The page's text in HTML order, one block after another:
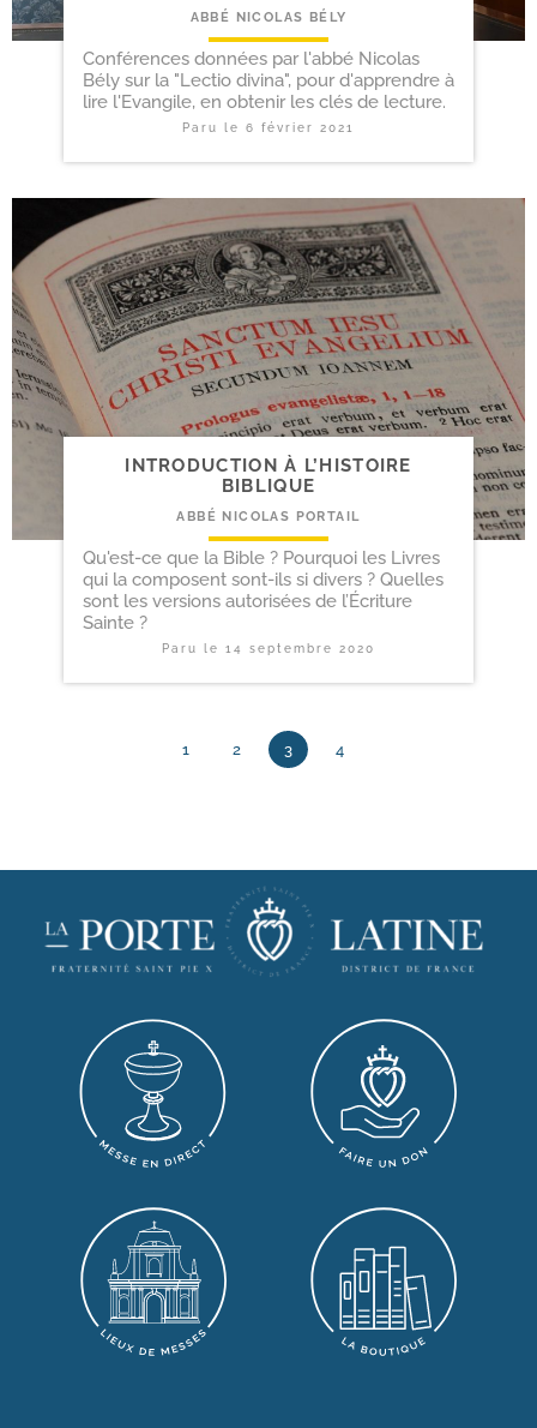
ABBÉ NICOLAS BÉLY
Conférences données par l'abbé Nicolas
Bély sur la "Lectio divina", pour d'apprendre à
lire l'Evangile, en obtenir les clés de lecture.
Paru le 6 février 2021
INTRODUCTION À L’HISTOIRE
BIBLIQUE
ABBÉ NICOLAS PORTAIL
Qu'est-ce que la Bible ? Pourquoi les Livres
qui la composent sont-ils si divers ? Quelles
sont les versions autorisées de l’Écriture
Sainte ?
Paru le 14 septembre 2020
1 2 3 4